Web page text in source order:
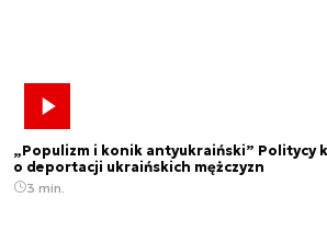
„Populizm i konik antyukraiński” Politycy
o deportacji ukraińskich mężczyzn
3 min.